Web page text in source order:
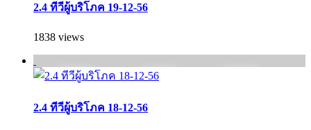
2.4 ทีวีผู้บริโภค 19-12-56
1838 views
2.4 ทีวีผู้บริโภค 18-12-56